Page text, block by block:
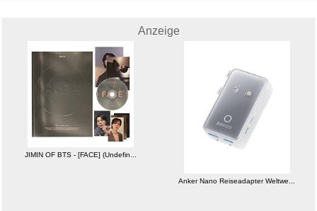
4Pcs Universal Schmutzfän...
Anzeige
JIMIN OF BTS - [FACE] (Undefin...
Anker Nano Reiseadapter Weltwe...